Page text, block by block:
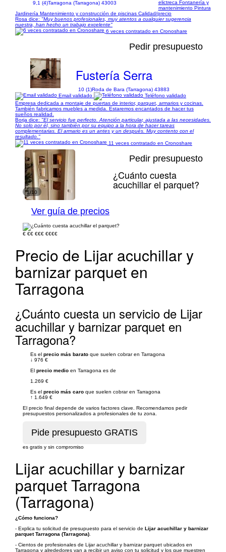
9,1 (4)Tarragona (Tarragona) 43003
elictreca Fontanería y
mantenimiento Pintura
Jardinería Mantenimiento y construcción de piscinas Calidad/precio
Rosa dice: "Muy buenos profesionales, muy atentos a cualquier sugerencia
nuestra, han hecho un trabajo excelente"
6 veces contratado en Cronoshare
Pedir presupuesto
Fustería Serra
10 (1)Roda de Bara (Tarragona) 43883
Email validado
Teléfono validado
Empresa dedicada a montaje de puertas de interior, parquet, armarios y cocinas.
También fabricamos muebles a medida. Estaremos encantados de hacer tus
sueños realidad.
Borja dice: "El servicio fue perfecto. Atención particular, ajustada a las necesidades.
No solo por él, sino también por su equipo a la hora de hacer tareas
complementarias. El armario es un antes y un después. Muy contento con el
resultado."
11 veces contratado en Cronoshare
1/10
Pedir presupuesto
¿Cuánto cuesta
acuchillar el parquet?
Ver guía de precios
€ €€ €€€ €€€€
Precio de Lijar acuchillar y
barnizar parquet en
Tarragona
¿Cuánto cuesta un servicio de Lijar
acuchillar y barnizar parquet en
Tarragona?
Es el precio más barato que suelen cobrar en Tarragona
↓ 976 €
El precio medio en Tarragona es de
1.269 €
Es el precio más caro que suelen cobrar en Tarragona
↑ 1.649 €
El precio final depende de varios factores clave. Recomendamos pedir
presupuestos personalizados a profesionales de tu zona.
es gratis y sin compromiso
Lijar acuchillar y barnizar
parquet Tarragona
(Tarragona)
¿Cómo funciona?
- Explica tu solicitud de presupuesto para el servicio de Lijar acuchillar y barnizar
parquet Tarragona (Tarragona)
- Cientos de profesionales de Lijar acuchillar y barnizar parquet ubicados en
Tarragona y alrededores van a recibir un aviso con tu solicitud y los que muestren